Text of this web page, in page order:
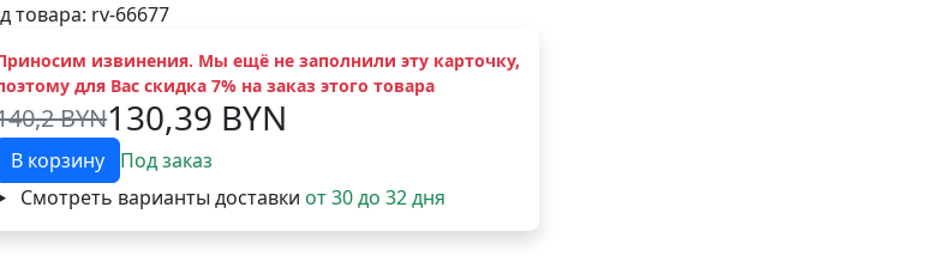
товара: rv-66677
извинения. Мы ещё не заполнили эту карточку,
для Вас скидка 7% на заказ этого товара
BYN130,39 BYN
В корзину
Под заказ
Смотреть варианты доставки от 30 до 32 дня